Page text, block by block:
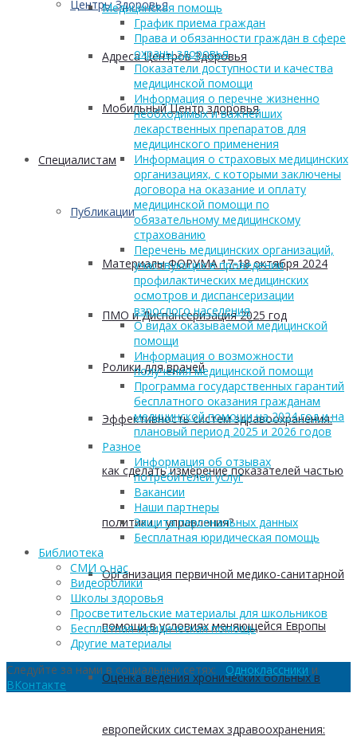
Центры Здоровья
Адреса Центров Здоровья
Мобильный Центр здоровья
Cпециалистам
Публикации
Материалы ФОРУМА 17-18 октября 2024
ПМО и Диспансеризация 2025 год
Ролики для врачей
Эффективность систем здравоохранения:
как сделать измерение показателей частью
политики и управления?
Организация первичной медико-санитарной
помощи в условиях меняющейся Европы
Оценка ведения хронических больных в
европейских системах здравоохранения:
Медицинская помощь
График приема граждан
Права и обязанности граждан в сфере
охраны здоровья
Показатели доступности и качества
медицинской помощи
Информация о перечне жизненно
необходимых и важнейших
лекарственных препаратов для
медицинского применения
Информация о страховых медицинских
организациях, с которыми заключены
договора на оказание и оплату
медицинской помощи по
обязательному медицинскому
страхованию
Перечень медицинских организаций,
участвующих в проведении
профилактических медицинских
осмотров и диспансеризации
взрослого населения
О видах оказываемой медицинской
помощи
Информация о возможности
получения медицинской помощи
Программа государственных гарантий
бесплатного оказания гражданам
медицинской помощи на 2024 год и на
плановый период 2025 и 2026 годов
Разное
Информация об отзывах
потребителей услуг
Вакансии
Наши партнеры
Защита персональных данных
Бесплатная юридическая помощь
Библиотека
СМИ о нас
Видеоролики
Школы здоровья
Просветительские материалы для школьников
Бесплатная юридическая помощь
Другие материалы
Следуйте за нами в социальных сетях: Одноклассники и
ВКонтакте